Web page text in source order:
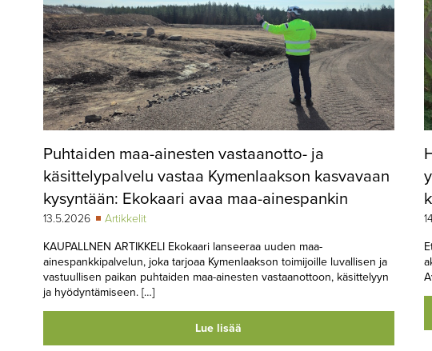
MEDIATIEDOT
TIETOA
LEHDESTÄ
TAPAHTUMAT
YHTEYSTIEDOT
Puhtaiden maa-ainesten vastaanotto- ja
käsittelypalvelu vastaa Kymenlaakson kasvavaan
kysyntään: Ekokaari avaa maa-ainespankin
13.5.2026 Artikkelit
KAUPALLNEN ARTIKKELI Ekokaari lanseeraa uuden maa-
ainespankkipalvelun, joka tarjoaa Kymenlaakson toimijoille luvallisen ja
vastuullisen paikan puhtaiden maa-ainesten vastaanottoon, käsittelyyn
ja hyödyntämiseen. […]
Lue lisää